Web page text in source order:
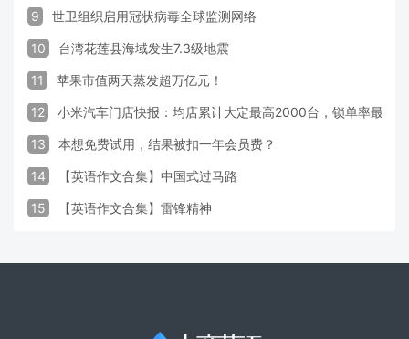
9 世卫组织启用冠状病毒全球监测网络
10 台湾花莲县海域发生7.3级地震
11 苹果市值两天蒸发超万亿元！
12 小米汽车门店快报：均店累计大定最高2000台，锁单率最高
13 本想免费试用，结果被扣一年会员费？
14 【英语作文合集】中国式过马路
15 【英语作文合集】雷锋精神